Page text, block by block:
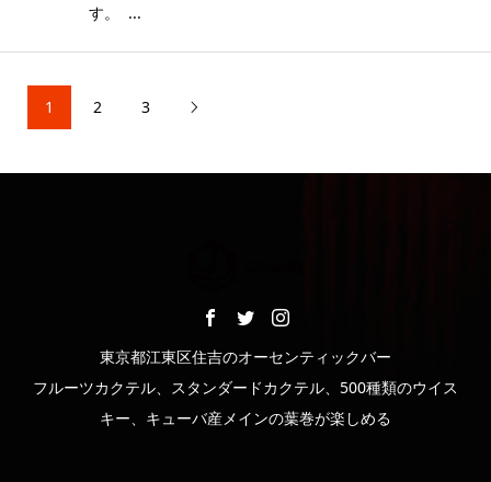
す。 ...
1 2 3 
東京都江東区住吉のオーセンティックバー
フルーツカクテル、スタンダードカクテル、500種類のウイス
キー、キューバ産メインの葉巻が楽しめる